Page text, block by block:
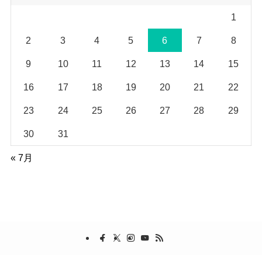
1
2 3 4 5 6 7 8
9 10 11 12 13 14 15
16 17 18 19 20 21 22
23 24 25 26 27 28 29
30 31
« 7月